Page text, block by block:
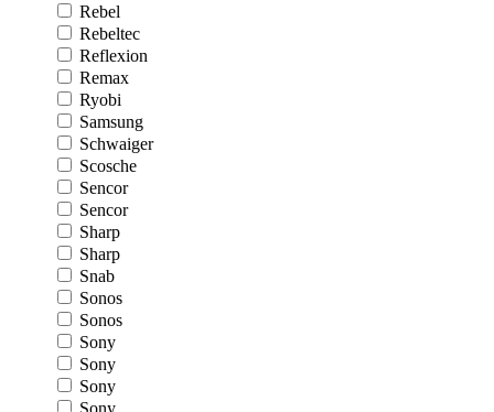
Rebel
Rebeltec
Reflexion
Remax
Ryobi
Samsung
Schwaiger
Scosche
Sencor
Sencor
Sharp
Sharp
Snab
Sonos
Sonos
Sony
Sony
Sony
Sony